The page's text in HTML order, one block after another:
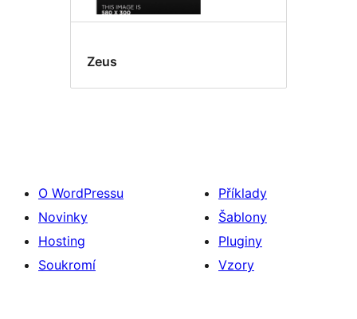
Zeus
O WordPressu
Novinky
Hosting
Soukromí
Příklady
Šablony
Pluginy
Vzory